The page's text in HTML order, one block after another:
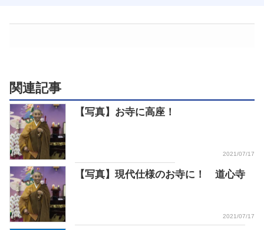
関連記事
【写真】お寺に高座！
2021/07/17
【写真】現代仕様のお寺に！ 道心寺
2021/07/17